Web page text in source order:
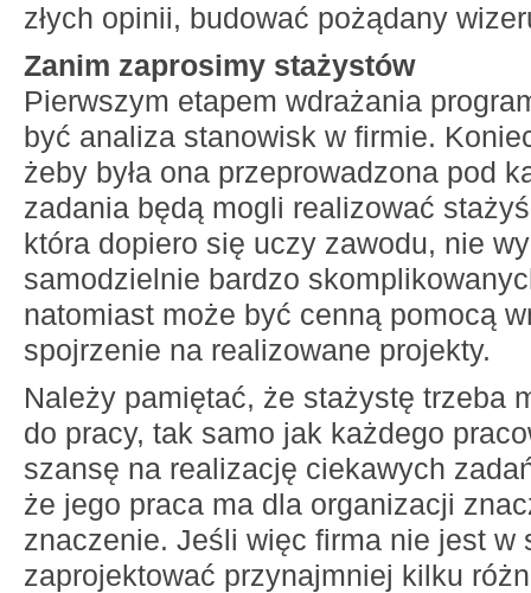
złych opinii, budować pożądany
Zanim zaprosimy stażystów
Pierwszym etapem wdrażania
być analiza stanowisk w firmie.
żeby była ona przeprowadzona pod
zadania będą mogli realizować
która dopiero się uczy zawodu, nie
samodzielnie bardzo
natomiast może być cenną pomocą
spojrzenie na realizowane projekty.
Należy pamiętać, że stażystę trzeba
do pracy, tak samo jak każdego
szansę na realizację ciekawych
że jego praca ma dla organizacji
znaczenie. Jeśli więc firma nie jest w
zaprojektować przynajmniej kilku